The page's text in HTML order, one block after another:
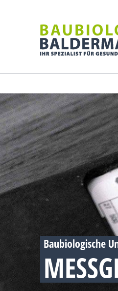
Baubiologische